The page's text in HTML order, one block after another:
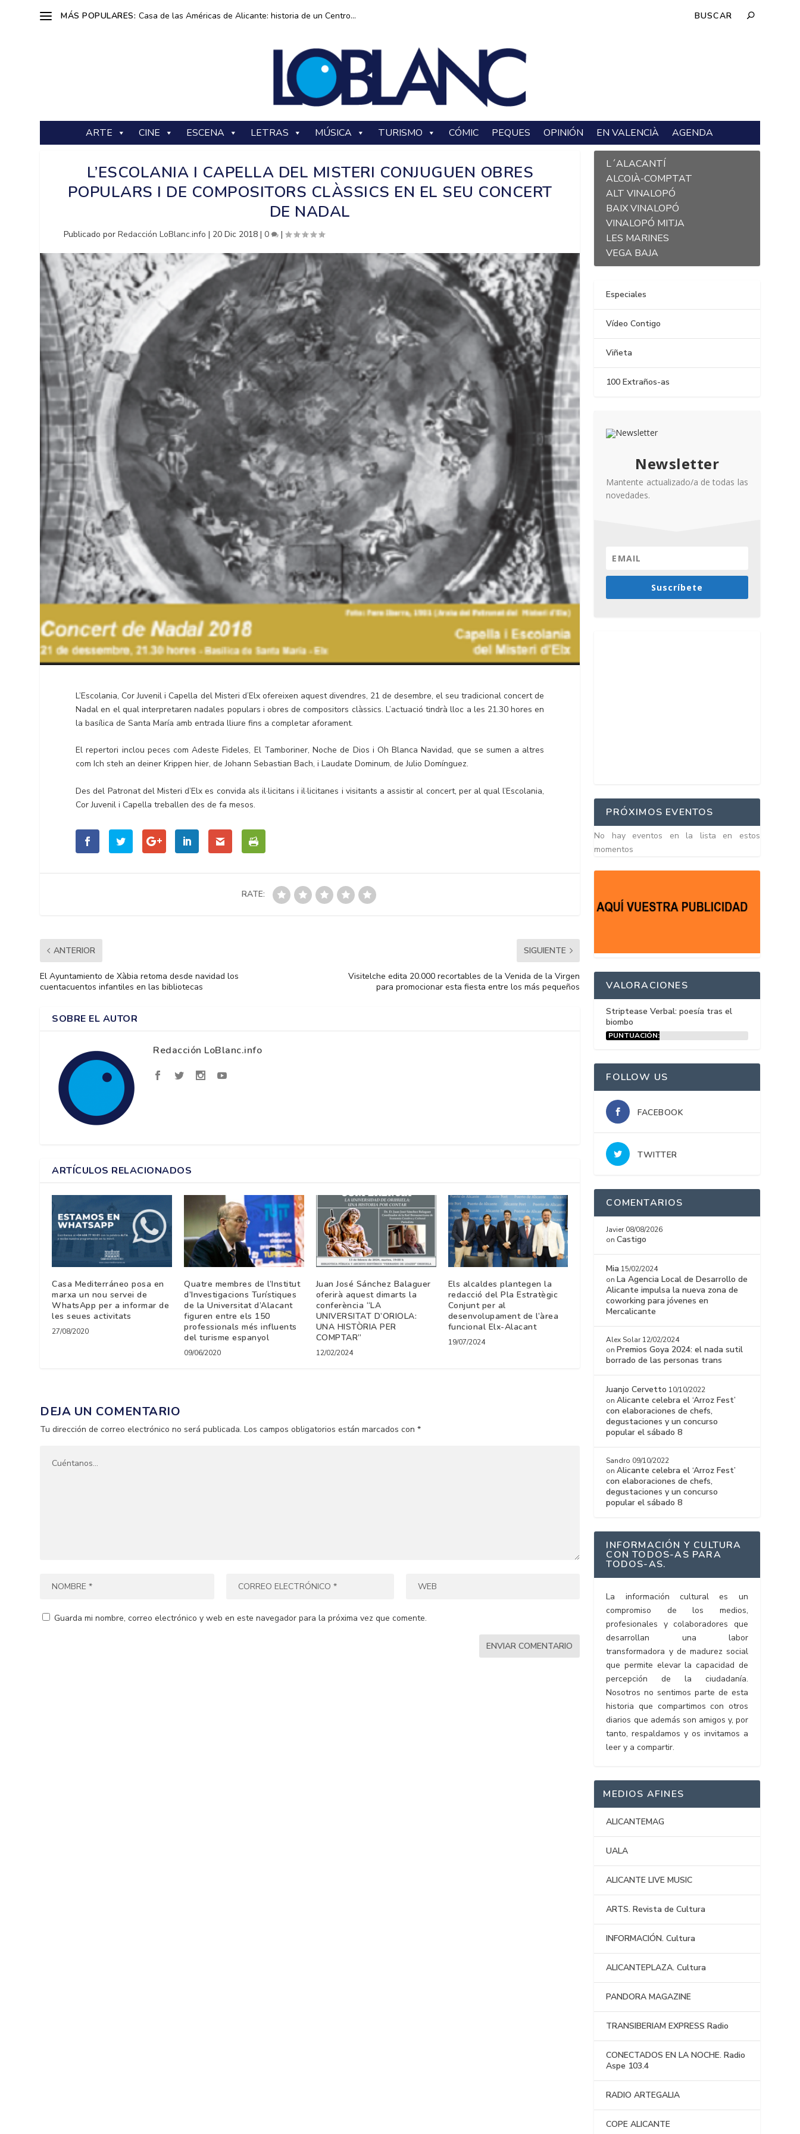
MÁS POPULARES: Casa de las Américas de Alicante: historia de un Centro...
ARTE CINE ESCENA LETRAS MÚSICA TURISMO CÓMIC PEQUES OPINIÓN EN VALENCIÀ AGENDA
L’ESCOLANIA I CAPELLA DEL MISTERI CONJUGUEN OBRES
POPULARS I DE COMPOSITORS CLÀSSICS EN EL SEU CONCERT
DE NADAL
Publicado porRedacción LoBlanc.info | 20 Dic 2018 |0 |
L’Escolania, Cor Juvenil i Capella del Misteri d’Elx ofereixen aquest divendres, 21 de desembre, el seu tradicional concert de
Nadal en el qual interpretaren nadales populars i obres de compositors clàssics. L’actuació tindrà lloc a les 21.30 hores en
la basílica de Santa María amb entrada lliure fins a completar aforament.
El repertori inclou peces com Adeste Fideles, El Tamboriner, Noche de Dios i Oh Blanca Navidad, que se sumen a altres
com Ich steh an deiner Krippen hier, de Johann Sebastian Bach, i Laudate Dominum, de Julio Domínguez.
Des del Patronat del Misteri d’Elx es convida als il·licitans i il·licitanes i visitants a assistir al concert, per al qual l’Escolania,
Cor Juvenil i Capella treballen des de fa mesos.
RATE:
ANTERIOR
El Ayuntamiento de Xàbia retoma desde navidad los
cuentacuentos infantiles en las bibliotecas
SIGUIENTE
Visitelche edita 20.000 recortables de la Venida de la Virgen
para promocionar esta fiesta entre los más pequeños
SOBRE EL AUTOR
Redacción LoBlanc.info
ARTÍCULOS RELACIONADOS
Casa Mediterráneo posa en
marxa un nou servei de
WhatsApp per a informar de
les seues activitats
27/08/2020
Quatre membres de l’Institut
d’Investigacions Turístiques
de la Universitat d’Alacant
figuren entre els 150
professionals més influents
del turisme espanyol
09/06/2020
Juan José Sánchez Balaguer
oferirà aquest dimarts la
conferència “LA
UNIVERSITAT D’ORIOLA:
UNA HISTÒRIA PER
COMPTAR”
12/02/2024
Els alcaldes plantegen la
redacció del Pla Estratègic
Conjunt per al
desenvolupament de l’àrea
funcional Elx-Alacant
19/07/2024
DEJA UN COMENTARIO
Tu dirección de correo electrónico no será publicada. Los campos obligatorios están marcados con*
Guarda mi nombre, correo electrónico y web en este navegador para la próxima vez que comente.
L´ALACANTÍ
ALCOIÀ-COMPTAT
ALT VINALOPÓ
BAIX VINALOPÓ
VINALOPÓ MITJA
LES MARINES
VEGA BAJA
Especiales
Vídeo Contigo
Viñeta
100 Extraños-as
Newsletter
Mantente actualizado/a de todas las
novedades.
Suscríbete
PRÓXIMOS EVENTOS
No hay eventos en la lista en estos
momentos
VALORACIONES
Striptease Verbal: poesía tras el
biombo
PUNTUACIÓN:
FOLLOW US
FACEBOOK
TWITTER
COMENTARIOS
Javier 08/08/2026
onCastigo
Mia 15/02/2024
on La Agencia Local de Desarrollo de
Alicante impulsa la nueva zona de
coworking para jóvenes en
Mercalicante
Alex Solar 12/02/2024
on Premios Goya 2024: el nada sutil
borrado de las personas trans
Juanjo Cervetto 10/10/2022
onAlicante celebra el ‘Arroz Fest’
con elaboraciones de chefs,
degustaciones y un concurso
popular el sábado 8
Sandro 09/10/2022
onAlicante celebra el ‘Arroz Fest’
con elaboraciones de chefs,
degustaciones y un concurso
popular el sábado 8
INFORMACIÓN Y CULTURA
CON TODOS-AS PARA
TODOS-AS.
La información cultural es un
compromiso de los medios,
profesionales y colaboradores que
desarrollan una labor
transformadora y de madurez social
que permite elevar la capacidad de
percepción de la ciudadanía.
Nosotros no sentimos parte de esta
historia que compartimos con otros
diarios que además son amigos y, por
tanto, respaldamos y os invitamos a
leer y a compartir.
MEDIOS AFINES
ALICANTEMAG
UALA
ALICANTE LIVE MUSIC
ARTS. Revista de Cultura
INFORMACIÓN. Cultura
ALICANTEPLAZA. Cultura
PANDORA MAGAZINE
TRANSIBERIAM EXPRESS Radio
CONECTADOS EN LA NOCHE. Radio
Aspe 103.4
RADIO ARTEGALIA
COPE ALICANTE